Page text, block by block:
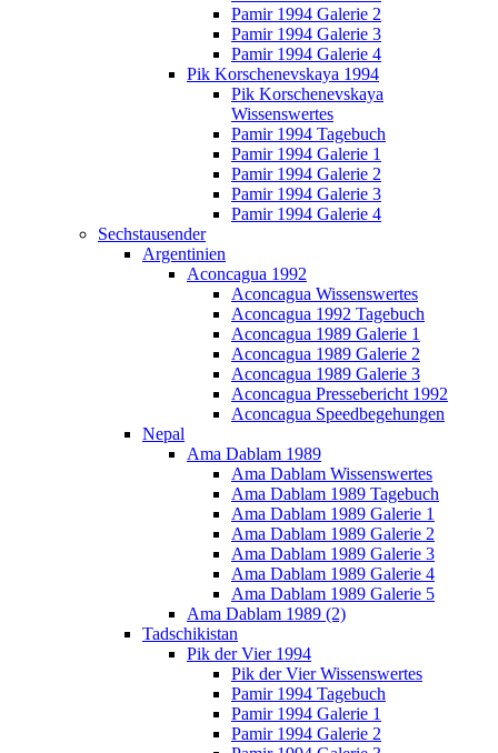
Pamir 1994 Galerie 2
Pamir 1994 Galerie 3
Pamir 1994 Galerie 4
Pik Korschenevskaya 1994
Pik Korschenevskaya
Wissenswertes
Pamir 1994 Tagebuch
Pamir 1994 Galerie 1
Pamir 1994 Galerie 2
Pamir 1994 Galerie 3
Pamir 1994 Galerie 4
Sechstausender
Argentinien
Aconcagua 1992
Aconcagua Wissenswertes
Aconcagua 1992 Tagebuch
Aconcagua 1989 Galerie 1
Aconcagua 1989 Galerie 2
Aconcagua 1989 Galerie 3
Aconcagua Pressebericht 1992
Aconcagua Speedbegehungen
Nepal
Ama Dablam 1989
Ama Dablam Wissenswertes
Ama Dablam 1989 Tagebuch
Ama Dablam 1989 Galerie 1
Ama Dablam 1989 Galerie 2
Ama Dablam 1989 Galerie 3
Ama Dablam 1989 Galerie 4
Ama Dablam 1989 Galerie 5
Ama Dablam 1989 (2)
Tadschikistan
Pik der Vier 1994
Pik der Vier Wissenswertes
Pamir 1994 Tagebuch
Pamir 1994 Galerie 1
Pamir 1994 Galerie 2